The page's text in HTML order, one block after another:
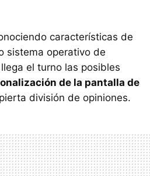
características de
sistema operativo de
el turno las posibles
de la pantalla de
división de opiniones.